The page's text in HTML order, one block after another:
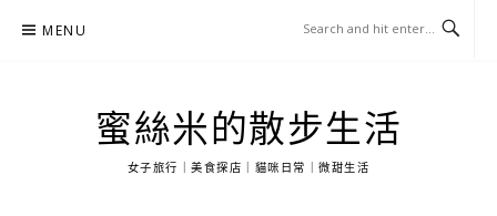
MENU
蜜絲米的散步生活
女子旅行｜美食探店｜貓咪日常｜微甜生活